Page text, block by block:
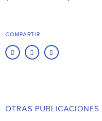
COMPARTIR
OTRAS PUBLICACIONES